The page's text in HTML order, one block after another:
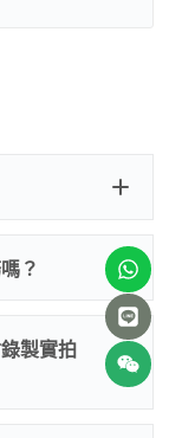
？
製實拍